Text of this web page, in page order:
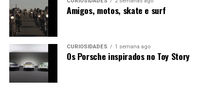
Amigos, motos, skate e surf
CURIOSIDADES 1 semana ago
Os Porsche inspirados no Toy Story